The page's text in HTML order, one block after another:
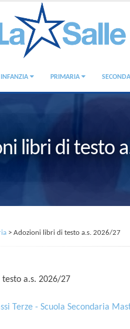
INFANZIA PRIMARIA
libri di testo
> Adozioni libri di testo a.s. 2026/27
a.s. 2026/27
Terze - Scuola Secondaria